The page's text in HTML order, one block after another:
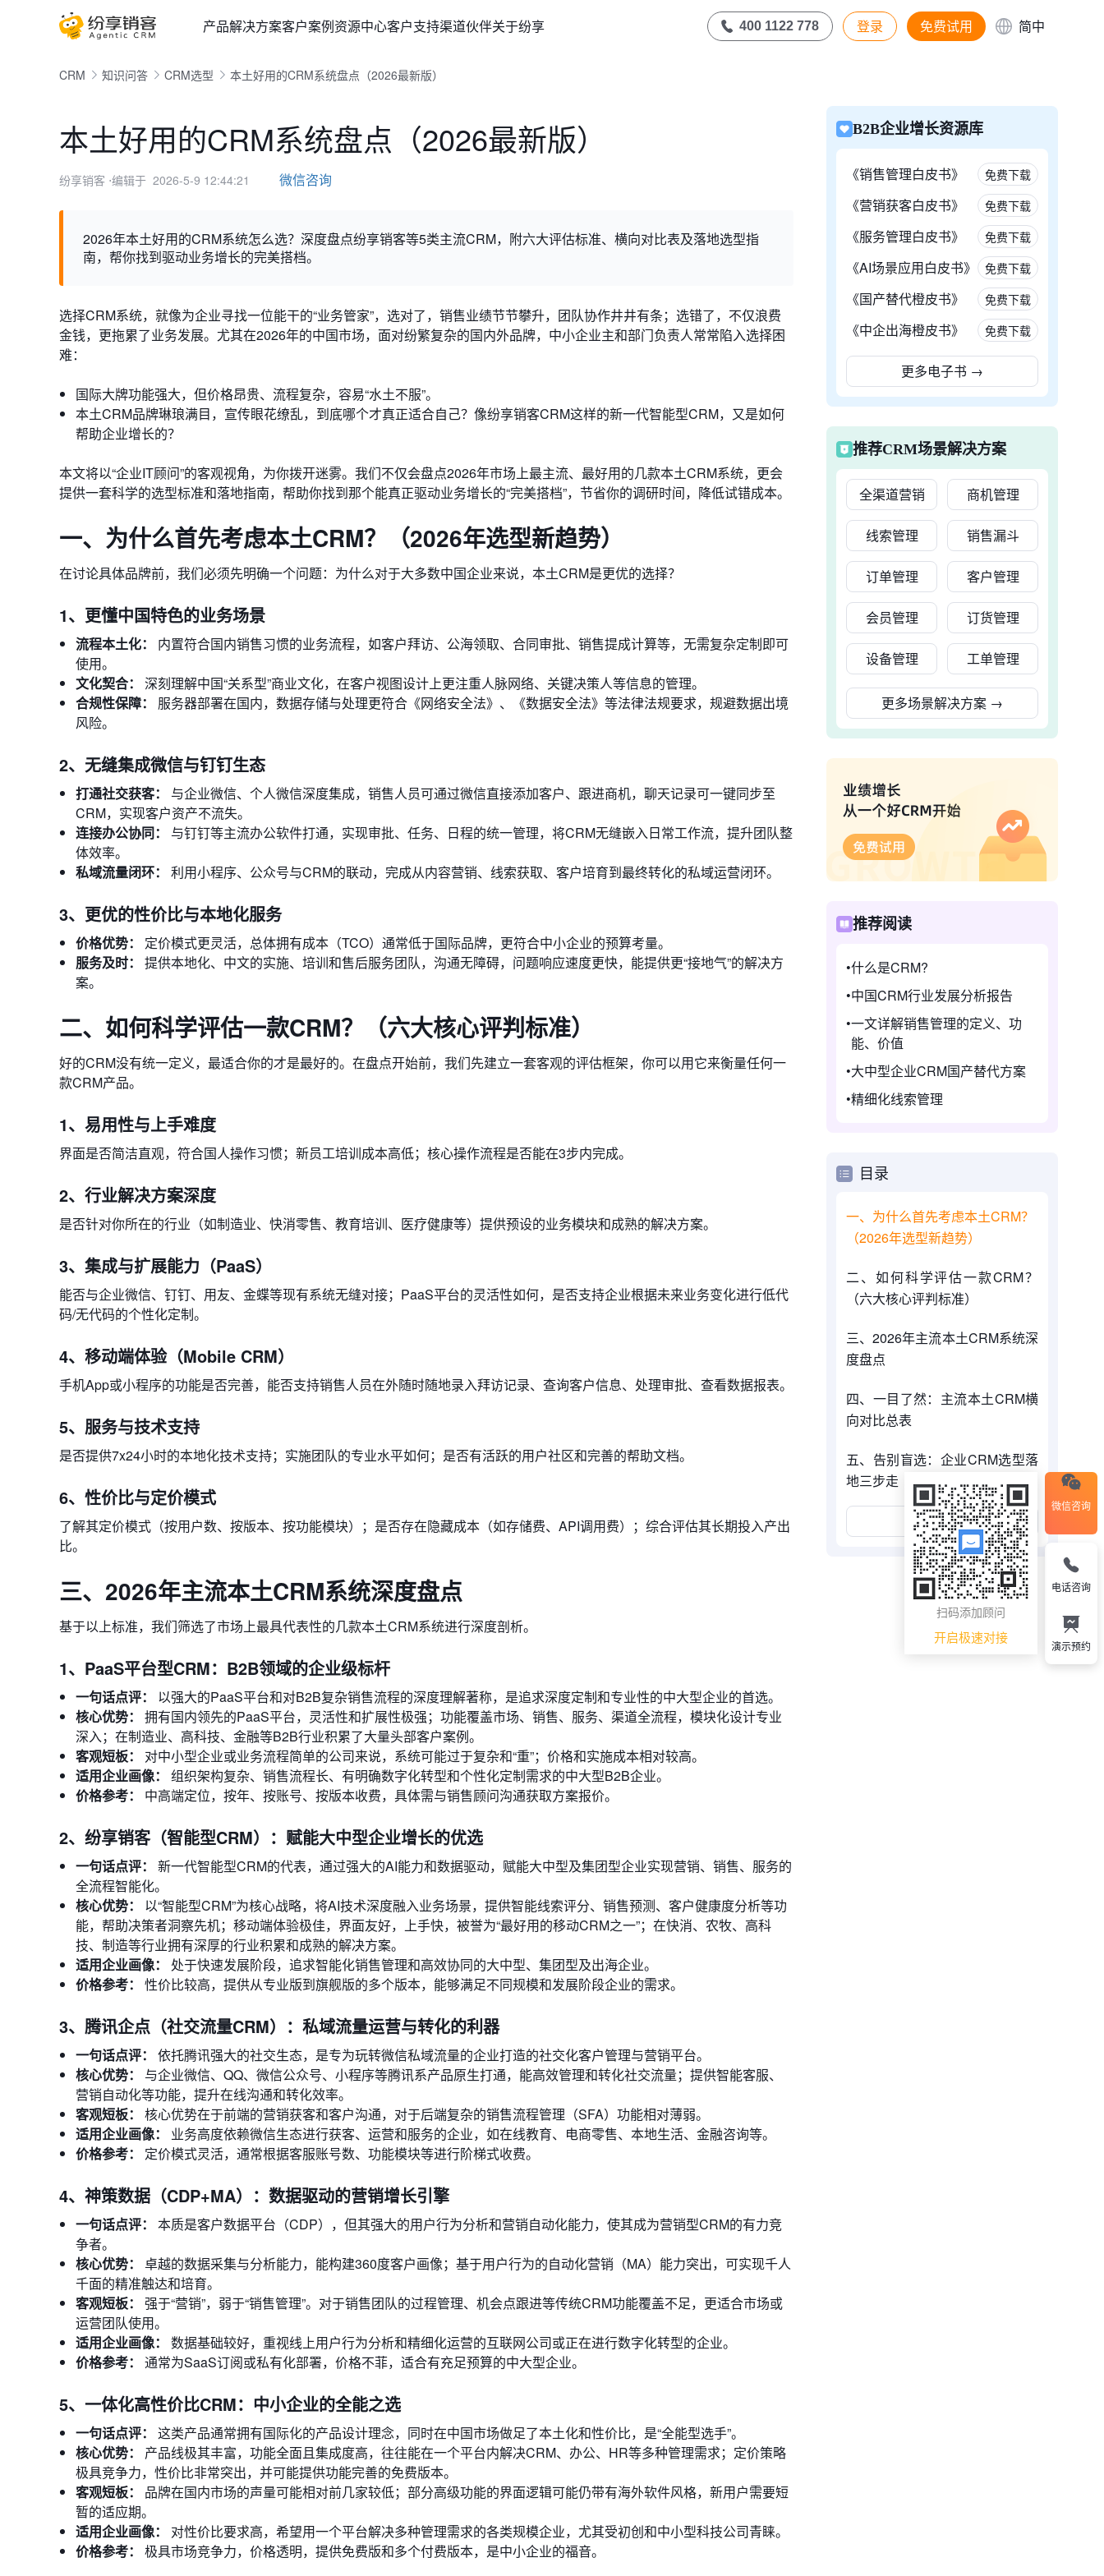
产品解决方案客户案例资源中心客户支持渠道伙伴关于纷享 400 1122 778 登录 免费试用 简中
CRM 知识问答 CRM选型 本土好用的CRM系统盘点（2026最新版）
本土好用的CRM系统盘点（2026最新版）
纷享销客 ⋅编辑于 2026-5-9 12:44:21 微信咨询
2026年本土好用的CRM系统怎么选？深度盘点纷享销客等5类主流CRM，附六大评估标准、横向对比表及落地选型指
南，帮你找到驱动业务增长的完美搭档。
选择CRM系统，就像为企业寻找一位能干的“业务管家”，选对了，销售业绩节节攀升，团队协作井井有条；选错了，不仅浪费
金钱，更拖累了业务发展。尤其在2026年的中国市场，面对纷繁复杂的国内外品牌，中小企业主和部门负责人常常陷入选择困
难：
国际大牌功能强大，但价格昂贵、流程复杂，容易“水土不服”。
本土CRM品牌琳琅满目，宣传眼花缭乱，到底哪个才真正适合自己？像纷享销客CRM这样的新一代智能型CRM，又是如何
帮助企业增长的？
本文将以“企业IT顾问”的客观视角，为你拨开迷雾。我们不仅会盘点2026年市场上最主流、最好用的几款本土CRM系统，更会
提供一套科学的选型标准和落地指南，帮助你找到那个能真正驱动业务增长的“完美搭档”，节省你的调研时间，降低试错成本。
一、为什么首先考虑本土CRM？（2026年选型新趋势）
在讨论具体品牌前，我们必须先明确一个问题：为什么对于大多数中国企业来说，本土CRM是更优的选择？
1、更懂中国特色的业务场景
流程本土化：
内置符合国内销售习惯的业务流程，如客户拜访、公海领取、合同审批、销售提成计算等，无需复杂定制即可
使用。
文化契合：
深刻理解中国“关系型”商业文化，在客户视图设计上更注重人脉网络、关键决策人等信息的管理。
合规性保障：
服务器部署在国内，数据存储与处理更符合《网络安全法》、《数据安全法》等法律法规要求，规避数据出境
风险。
2、无缝集成微信与钉钉生态
打通社交获客：
与企业微信、个人微信深度集成，销售人员可通过微信直接添加客户、跟进商机，聊天记录可一键同步至
CRM，实现客户资产不流失。
连接办公协同：
与钉钉等主流办公软件打通，实现审批、任务、日程的统一管理，将CRM无缝嵌入日常工作流，提升团队整
体效率。
私域流量闭环：
利用小程序、公众号与CRM的联动，完成从内容营销、线索获取、客户培育到最终转化的私域运营闭环。
3、更优的性价比与本地化服务
价格优势：
定价模式更灵活，总体拥有成本（TCO）通常低于国际品牌，更符合中小企业的预算考量。
服务及时：
提供本地化、中文的实施、培训和售后服务团队，沟通无障碍，问题响应速度更快，能提供更“接地气”的解决方
案。
二、如何科学评估一款CRM？（六大核心评判标准）
好的CRM没有统一定义，最适合你的才是最好的。在盘点开始前，我们先建立一套客观的评估框架，你可以用它来衡量任何一
款CRM产品。
1、易用性与上手难度
界面是否简洁直观，符合国人操作习惯；新员工培训成本高低；核心操作流程是否能在3步内完成。
2、行业解决方案深度
是否针对你所在的行业（如制造业、快消零售、教育培训、医疗健康等）提供预设的业务模块和成熟的解决方案。
3、集成与扩展能力（PaaS）
能否与企业微信、钉钉、用友、金蝶等现有系统无缝对接；PaaS平台的灵活性如何，是否支持企业根据未来业务变化进行低代
码/无代码的个性化定制。
4、移动端体验（Mobile CRM）
手机App或小程序的功能是否完善，能否支持销售人员在外随时随地录入拜访记录、查询客户信息、处理审批、查看数据报表。
5、服务与技术支持
是否提供7x24小时的本地化技术支持；实施团队的专业水平如何；是否有活跃的用户社区和完善的帮助文档。
6、性价比与定价模式
了解其定价模式（按用户数、按版本、按功能模块）；是否存在隐藏成本（如存储费、API调用费）；综合评估其长期投入产出
比。
三、2026年主流本土CRM系统深度盘点
基于以上标准，我们筛选了市场上最具代表性的几款本土CRM系统进行深度剖析。
1、PaaS平台型CRM：B2B领域的企业级标杆
一句话点评：
以强大的PaaS平台和对B2B复杂销售流程的深度理解著称，是追求深度定制和专业性的中大型企业的首选。
核心优势：
拥有国内领先的PaaS平台，灵活性和扩展性极强；功能覆盖市场、销售、服务、渠道全流程，模块化设计专业
深入；在制造业、高科技、金融等B2B行业积累了大量头部客户案例。
客观短板：
对中小型企业或业务流程简单的公司来说，系统可能过于复杂和“重”；价格和实施成本相对较高。
适用企业画像：
组织架构复杂、销售流程长、有明确数字化转型和个性化定制需求的中大型B2B企业。
价格参考：
中高端定位，按年、按账号、按版本收费，具体需与销售顾问沟通获取方案报价。
2、纷享销客（智能型CRM）：赋能大中型企业增长的优选
一句话点评：
新一代智能型CRM的代表，通过强大的AI能力和数据驱动，赋能大中型及集团型企业实现营销、销售、服务的
全流程智能化。
核心优势：
以“智能型CRM”为核心战略，将AI技术深度融入业务场景，提供智能线索评分、销售预测、客户健康度分析等功
能，帮助决策者洞察先机；移动端体验极佳，界面友好，上手快，被誉为“最好用的移动CRM之一”；在快消、农牧、高科
技、制造等行业拥有深厚的行业积累和成熟的解决方案。
适用企业画像：
处于快速发展阶段，追求智能化销售管理和高效协同的大中型、集团型及出海企业。
价格参考：
性价比较高，提供从专业版到旗舰版的多个版本，能够满足不同规模和发展阶段企业的需求。
3、腾讯企点（社交流量CRM）：私域流量运营与转化的利器
一句话点评：
依托腾讯强大的社交生态，是专为玩转微信私域流量的企业打造的社交化客户管理与营销平台。
核心优势：
与企业微信、QQ、微信公众号、小程序等腾讯系产品原生打通，能高效管理和转化社交流量；提供智能客服、
营销自动化等功能，提升在线沟通和转化效率。
客观短板：
核心优势在于前端的营销获客和客户沟通，对于后端复杂的销售流程管理（SFA）功能相对薄弱。
适用企业画像：
业务高度依赖微信生态进行获客、运营和服务的企业，如在线教育、电商零售、本地生活、金融咨询等。
价格参考：
定价模式灵活，通常根据客服账号数、功能模块等进行阶梯式收费。
4、神策数据（CDP+MA）：数据驱动的营销增长引擎
一句话点评：
本质是客户数据平台（CDP），但其强大的用户行为分析和营销自动化能力，使其成为营销型CRM的有力竞
争者。
核心优势：
卓越的数据采集与分析能力，能构建360度客户画像；基于用户行为的自动化营销（MA）能力突出，可实现千人
千面的精准触达和培育。
客观短板：
强于“营销”，弱于“销售管理”。对于销售团队的过程管理、机会点跟进等传统CRM功能覆盖不足，更适合市场或
运营团队使用。
适用企业画像：
数据基础较好，重视线上用户行为分析和精细化运营的互联网公司或正在进行数字化转型的企业。
价格参考：
通常为SaaS订阅或私有化部署，价格不菲，适合有充足预算的中大型企业。
5、一体化高性价比CRM：中小企业的全能之选
一句话点评：
这类产品通常拥有国际化的产品设计理念，同时在中国市场做足了本土化和性价比，是“全能型选手”。
核心优势：
产品线极其丰富，功能全面且集成度高，往往能在一个平台内解决CRM、办公、HR等多种管理需求；定价策略
极具竞争力，性价比非常突出，并可能提供功能完善的免费版本。
客观短板：
品牌在国内市场的声量可能相对前几家较低；部分高级功能的界面逻辑可能仍带有海外软件风格，新用户需要短
暂的适应期。
适用企业画像：
对性价比要求高，希望用一个平台解决多种管理需求的各类规模企业，尤其受初创和中小型科技公司青睐。
价格参考：
极具市场竞争力，价格透明，提供免费版和多个付费版本，是中小企业的福音。
B2B企业增长资源库
《销售管理白皮书》 免费下载
《营销获客白皮书》 免费下载
《服务管理白皮书》 免费下载
《AI场景应用白皮书》 免费下载
《国产替代橙皮书》 免费下载
《中企出海橙皮书》 免费下载
更多电子书 →
推荐CRM场景解决方案
全渠道营销 商机管理
线索管理 销售漏斗
订单管理 客户管理
会员管理 订货管理
设备管理 工单管理
更多场景解决方案 →
推荐阅读
什么是CRM?
中国CRM行业发展分析报告
一文详解销售管理的定义、功
能、价值
大中型企业CRM国产替代方案
精细化线索管理
目录
一、为什么首先考虑本土CRM？
（2026年选型新趋势）
二、如何科学评估一款CRM？
（六大核心评判标准）
三、2026年主流本土CRM系统深
度盘点
四、一目了然：主流本土CRM横
向对比总表
五、告别盲选：企业CRM选型落
地三步走
展开更多
微信咨询
扫码添加顾问
开启极速对接
电话咨询
演示预约